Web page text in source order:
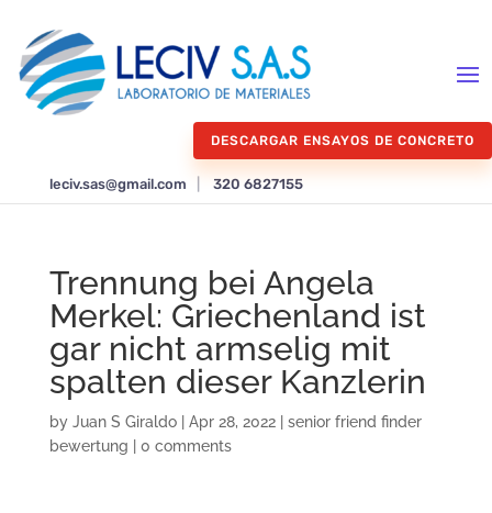
DESCARGAR ENSAYOS DE CONCRETO
leciv.sas@gmail.com 320 6827155
Trennung bei Angela
Merkel: Griechenland ist
gar nicht armselig mit
spalten dieser Kanzlerin
by Juan S Giraldo| Apr 28, 2022| senior friend finder
bewertung
0 comments